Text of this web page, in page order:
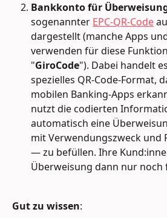
Bankkonto für
sogenannter EPC-QR-Code
dargestellt (manche Apps
verwenden für diese
"GiroCode"). Dabei handelt
spezielles QR-Code-Format,
mobilen Banking-Apps
nutzt die codierten
automatisch eine
mit Verwendungszweck und
— zu befüllen. Ihre
Überweisung dann nur noch
Gut zu wissen: